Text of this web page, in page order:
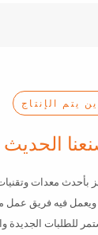
يتم الإنتاج
الحديث
معدات وتقنيات
فيه فريق عمل
للطلبات الجديدة